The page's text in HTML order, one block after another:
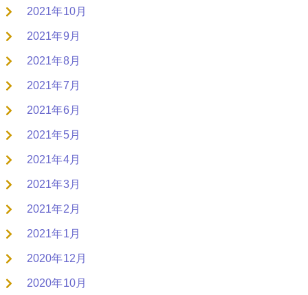
2021年10月
2021年9月
2021年8月
2021年7月
2021年6月
2021年5月
2021年4月
2021年3月
2021年2月
2021年1月
2020年12月
2020年10月